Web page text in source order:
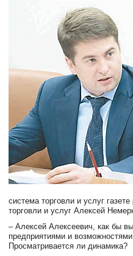
система торговли и услуг
торговли и услуг Алексей
– Алексей Алексеевич, как бы
предприятиями и
Просматривается ли динамика?